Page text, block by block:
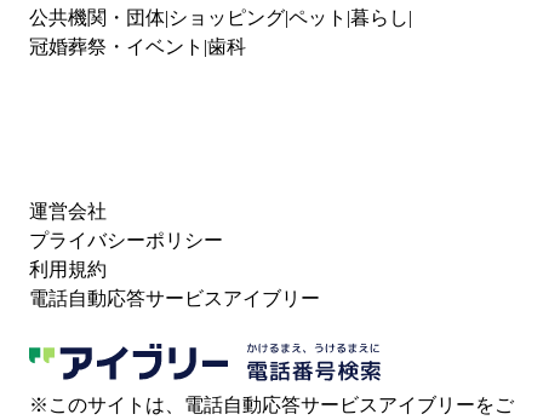
公共機関・団体 ショッピングペット 暮らし
冠婚葬祭・イベント 歯科
運営会社
プライバシーポリシー
利用規約
電話自動応答サービスアイブリー
※このサイトは、電話自動応答サービスアイブリーをご